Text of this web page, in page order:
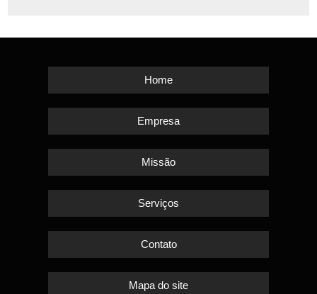
Home
Empresa
Missão
Serviços
Contato
Mapa do site